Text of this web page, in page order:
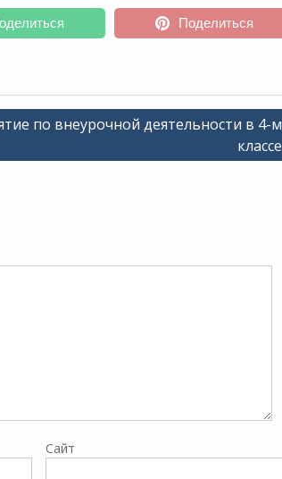
Поделиться
по внеурочной деятельности в 4-м
классе
Сайт